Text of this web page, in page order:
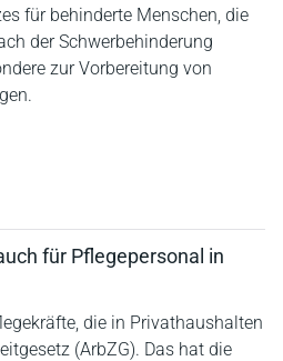
für behinderte Menschen, die
der Schwerbehinderung
zur Vorbereitung von
für Pflegepersonal in
die in Privathaushalten
(ArbZG). Das hat die